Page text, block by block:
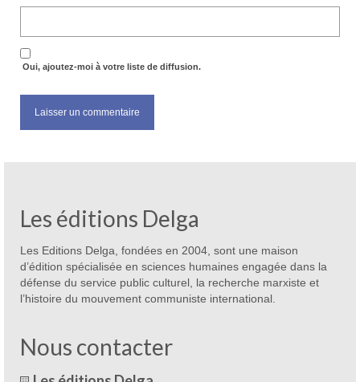
Oui, ajoutez-moi à votre liste de diffusion.
Les éditions Delga
Les Editions Delga, fondées en 2004, sont une maison
d’édition spécialisée en sciences humaines engagée dans la
défense du service public culturel, la recherche marxiste et
l’histoire du mouvement communiste international.
Nous contacter